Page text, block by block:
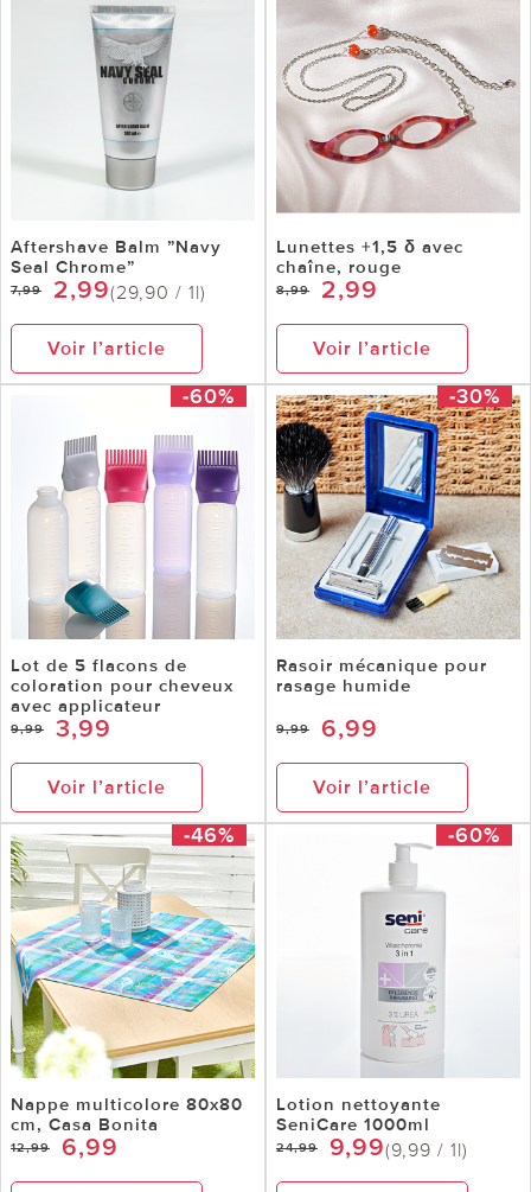
Aftershave Balm ”Navy
Seal Chrome”
7,99 2,99(29,90 / 1l)
Voir l’article
Lunettes +1,5 δ avec
chaîne, rouge
8,99 2,99
Voir l’article
-60%
Lot de 5 flacons de
coloration pour cheveux
avec applicateur
9,99 3,99
Voir l’article
-30%
Rasoir mécanique pour
rasage humide
9,99 6,99
Voir l’article
-46%
Nappe multicolore 80x80
cm, Casa Bonita
12,99 6,99
-60%
Lotion nettoyante
SeniCare 1000ml
24,99 9,99(9,99 / 1l)